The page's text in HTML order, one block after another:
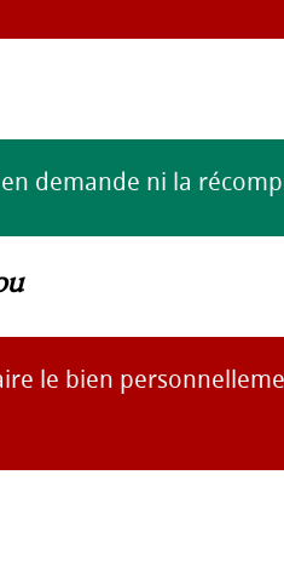
demande ni la
le bien